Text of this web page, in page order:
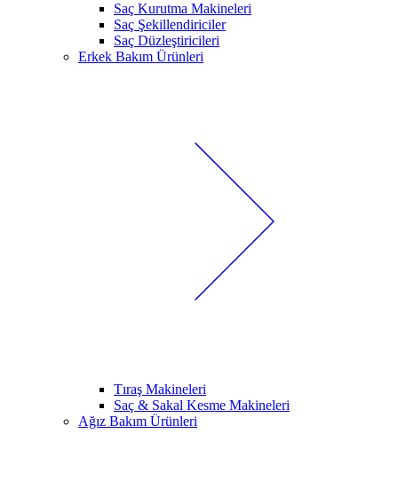
Saç Kurutma Makineleri
Saç Şekillendiriciler
Saç Düzleştiricileri
Erkek Bakım Ürünleri
Tıraş Makineleri
Saç & Sakal Kesme Makineleri
Ağız Bakım Ürünleri